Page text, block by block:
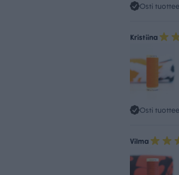
Osti
Kristiina
Osti
Vilma